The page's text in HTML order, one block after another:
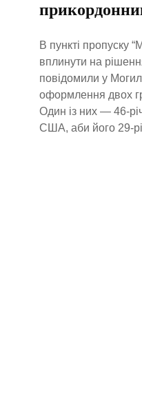
В пункті пропуску
вплинути на
повідомили у
оформлення двох
Один із них — 46-
США, аби його 29-